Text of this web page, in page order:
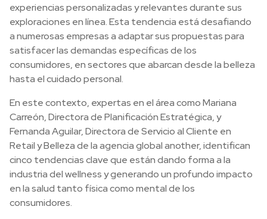
experiencias personalizadas y relevantes durante sus
exploraciones en línea. Esta tendencia está desafiando
a numerosas empresas a adaptar sus propuestas para
satisfacer las demandas específicas de los
consumidores, en sectores que abarcan desde la belleza
hasta el cuidado personal.
En este contexto, expertas en el área como Mariana
Carreón, Directora de Planificación Estratégica, y
Fernanda Aguilar, Directora de Servicio al Cliente en
Retail y Belleza de la agencia global another, identifican
cinco tendencias clave que están dando forma a la
industria del wellness y generando un profundo impacto
en la salud tanto física como mental de los
consumidores.